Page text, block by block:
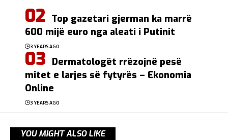
Top gazetari gjerman ka marrë
600 mijë euro nga aleati i Putinit
3 YEARS AGO
Dermatologët rrëzojnë pesë
mitet e larjes së fytyrës – Ekonomia
Online
3 YEARS AGO
YOU MIGHT ALSO LIKE